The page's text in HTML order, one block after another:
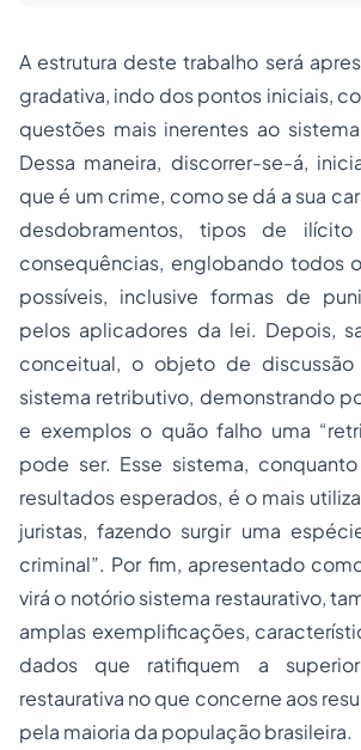
A estrutura deste trabalho será
gradativa, indo dos pontos iniciais,
questões mais inerentes ao
Dessa maneira, discorrer-se-á,
que é um crime, como se dá a sua
desdobramentos, tipos de
consequências, englobando todos
possíveis, inclusive formas de
pelos aplicadores da lei. Depois,
conceitual, o objeto de
sistema retributivo, demonstrando
e exemplos o quão falho uma
pode ser. Esse sistema,
resultados esperados, é o mais
juristas, fazendo surgir uma
criminal”. Por fim, apresentado
virá o notório sistema restaurativo,
amplas exemplificações,
dados que ratifiquem a
restaurativa no que concerne aos
pela maioria da população brasileira.